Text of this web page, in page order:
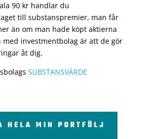
90 kr handlar du
till substanspremier, man får
än om man hade köpt aktierna
med investmentbolag är att de gör
åt dig.
SUBSTANSVÄRDE
HELA MIN PORTFÖLJ